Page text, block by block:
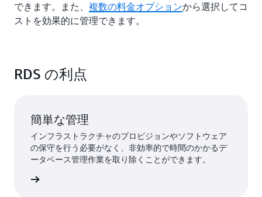
できます。また、 複数の料金オプションから選択してコ
ストを効果的に管理できます。
RDS の利点
簡単な管理
インフラストラクチャのプロビジョンやソフトウェア
の保守を行う必要がなく、非効率的で時間のかかるデ
ータベース管理作業を取り除くことができます。